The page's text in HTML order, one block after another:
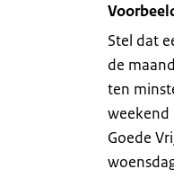
Stel dat
de
ten
weekend
Goede